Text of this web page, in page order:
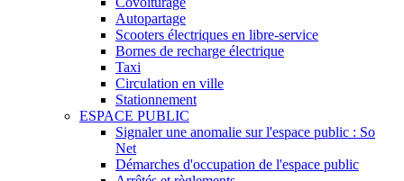
Autopartage
Scooters électriques en libre-service
Bornes de recharge électrique
Taxi
Circulation en ville
Stationnement
ESPACE PUBLIC
Signaler une anomalie sur l'espace public : So
Net
Démarches d'occupation de l'espace public